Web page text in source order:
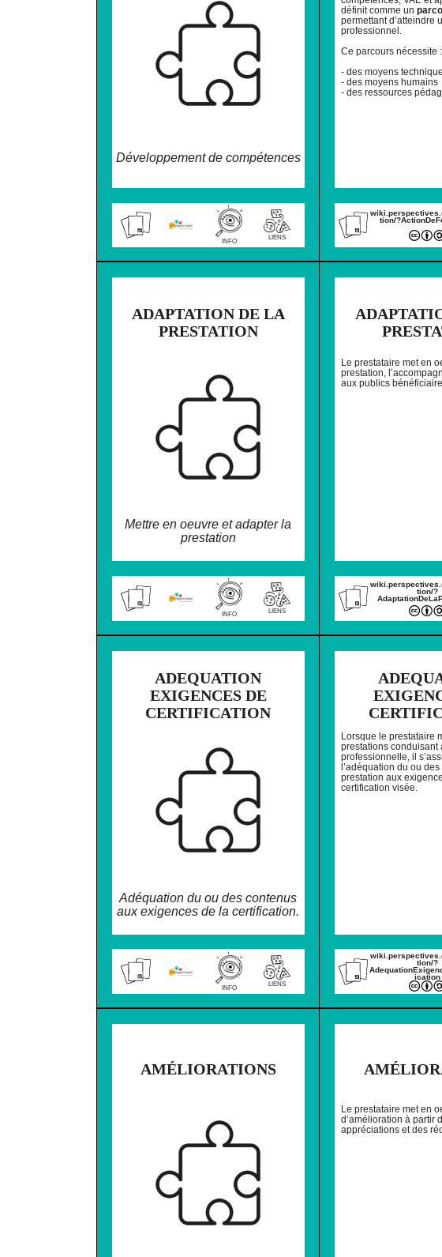
Développement de compétences
INFO
LIENS
définit comme un
permettant d’atteindre
professionnel.
Ce parcours nécessite :
- des moyens
- des moyens humains
- des ressources
tion/
❌ NE PAS IMPRIMER
ADAPTATION DE LA
PRESTATION
Mettre en oeuvre et adapter la
prestation
INFO
LIENS
Le prestataire met en
prestation,
aux publics
tion/?
❌ NE PAS IMPRIMER
ADEQUATION
EXIGENCES DE
CERTIFICATION
Adéquation du ou des contenus
aux exigences de la certification.
INFO
LIENS
Lorsque le prestataire
prestations conduisant
professionnelle, il
l’adéquation du ou
prestation aux
certification visée.
tion/?
ication
❌ NE PAS IMPRIMER
AMÉLIORATIONS
Le prestataire met en
d’amélioration à partir
appréciations et des